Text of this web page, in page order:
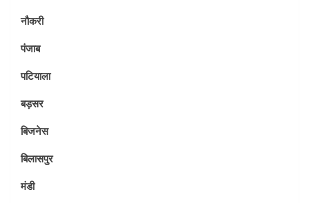
नौकरी
पंजाब
पटियाला
बड़सर
बिजनेस
बिलासपुर
मंडी